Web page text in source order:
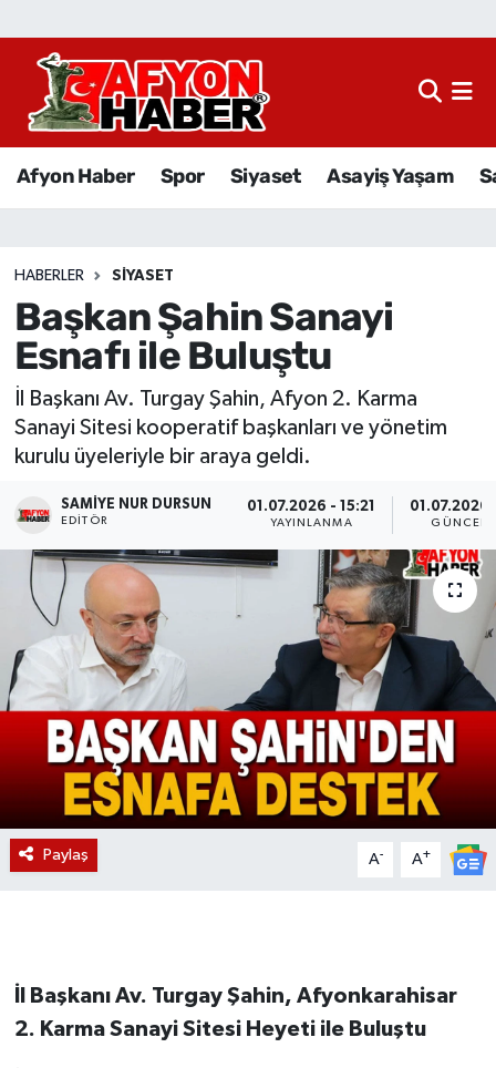
Afyon Haber Spor Siyaset Asayiş Yaşam
HABERLER SIYASET
Başkan Şahin Sanayi
Esnafı ile Buluştu
İl Başkanı Av. Turgay Şahin, Afyon 2. Karma
Sanayi Sitesi kooperatif başkanları ve yönetim
kurulu üyeleriyle bir araya geldi.
SAMIYE NUR DURSUN
EDITÖR
01.07.2026 - 15:21
YAYINLANMA
01.07.2026
Paylaş A- A+
İl Başkanı Av. Turgay Şahin, Afyonkarahisar
2. Karma Sanayi Sitesi Heyeti ile Buluştu
Afyon Haber
Sağlık
Eğitim
Sivil Toplum
Etkinlikler